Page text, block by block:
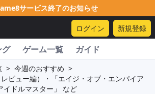
サービス終了のお知らせ
ログイン 新規登録
グ ゲーム一覧 ガイド
> 今週のおすすめ >
ビュー編）・「エイジ・オブ・エンパイア
イドルマスター」 など